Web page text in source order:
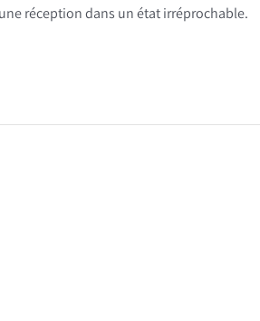
réception dans un état irréprochable.